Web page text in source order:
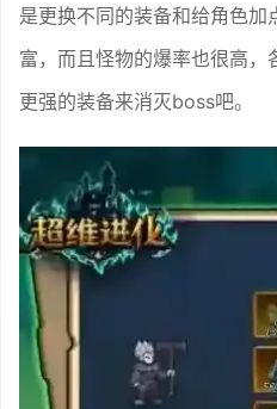
是更换不同的装备和给角色
富，而且怪物的爆率也很高
更强的装备来消灭boss吧。